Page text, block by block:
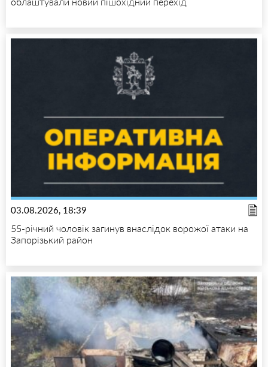
03.08.2026, 18:39
55-річний чоловік загинув внаслідок ворожої атаки на
Запорізький район